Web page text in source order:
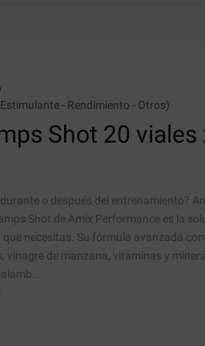
- Rendimiento - Otros)
Shot 20 viales
o después del entrenamiento?
Shot de Amix Performance es la
necesitas. Su fórmula avanzada
vinagre de manzana, vitaminas y